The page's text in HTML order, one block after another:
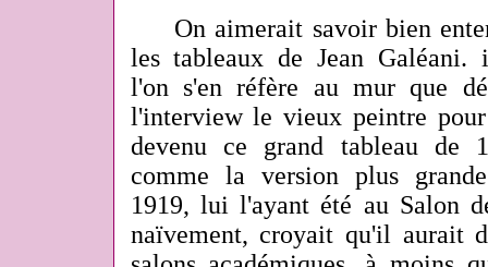
On aimerait savoir bien
les tableaux de Jean Galéani.
l'on s'en réfère au mur que
l'interview le vieux peintre
devenu ce grand tableau de
comme la version plus
1919, lui l'ayant été au Salon
naïvement, croyait qu'il aurait